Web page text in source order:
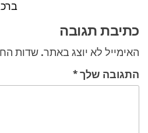
כתיבת תגובה
האימייל לא יוצג באתר. שדות
התגובה שלך*